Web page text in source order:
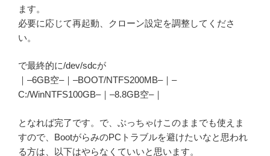
ます。
必要に応じて再起動、クローン設定を調整してくださ
い。
で最終的に/dev/sdcが
｜–6GB空–｜–BOOT/NTFS200MB–｜–
C:/WinNTFS100GB–｜–8.8GB空–｜
となれば完了です。で、ぶっちゃけこのままでも使えま
すので、BootがらみのPCトラブルを避けたいなと思われ
る方は、以下はやらなくていいと思います。